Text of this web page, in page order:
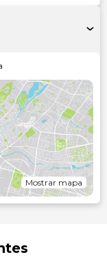
Mostrar mapa